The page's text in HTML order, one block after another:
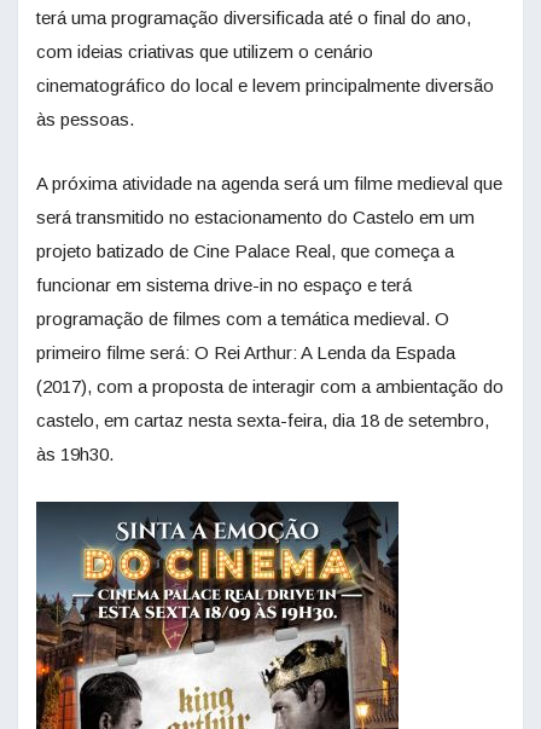
terá uma programação diversificada até o final do ano,
com ideias criativas que utilizem o cenário
cinematográfico do local e levem principalmente diversão
às pessoas.
A próxima atividade na agenda será um filme medieval que
será transmitido no estacionamento do Castelo em um
projeto batizado de Cine Palace Real, que começa a
funcionar em sistema drive-in no espaço e terá
programação de filmes com a temática medieval. O
primeiro filme será: O Rei Arthur: A Lenda da Espada
(2017), com a proposta de interagir com a ambientação do
castelo, em cartaz nesta sexta-feira, dia 18 de setembro,
às 19h30.